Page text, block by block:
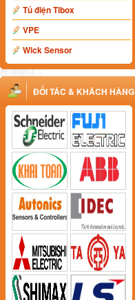
Tủ điện Tibox
VPE
Wick Sensor
ĐỐI TÁC & KHÁCH HÀNG